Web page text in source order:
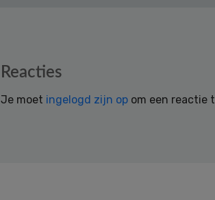
Reacties
Je moet ingelogd zijn op om een reactie